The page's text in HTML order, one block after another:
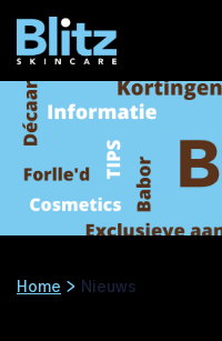
Home > Nieuws